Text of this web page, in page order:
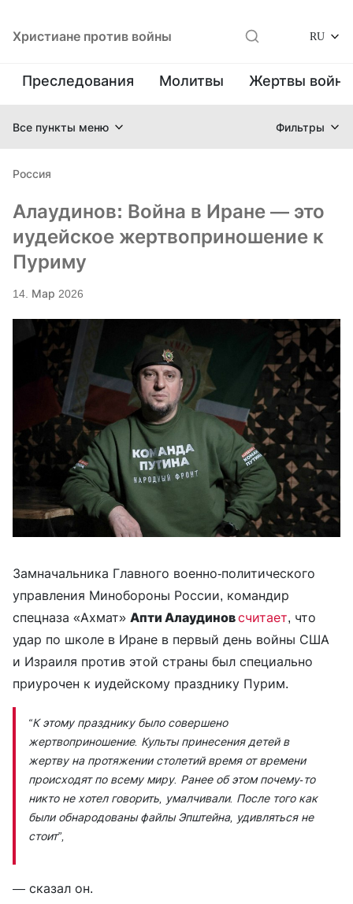
Христиане против войны RU
Преследования Молитвы Жертвы
Все пункты меню Фильтры
Россия
Алаудинов: Война в Иране — это
иудейское жертвоприношение к
Пуриму
14. Мар 2026
Замначальника Главного военно-политического
управления Минобороны России, командир
спецназа «Ахмат» Апти Алаудиновсчитает, что
удар по школе в Иране в первый день войны США
и Израиля против этой страны был специально
приурочен к иудейскому празднику Пурим.
“К этому празднику было совершено
жертвоприношение. Культы принесения детей в
жертву на протяжении столетий время от времени
происходят по всему миру. Ранее об этом почему-то
никто не хотел говорить, умалчивали. После того как
были обнародованы файлы Эпштейна, удивляться не
стоит”
— сказал он.